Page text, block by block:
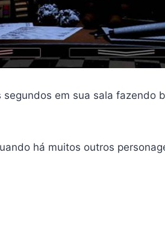
em sua sala fazendo
há muitos outros